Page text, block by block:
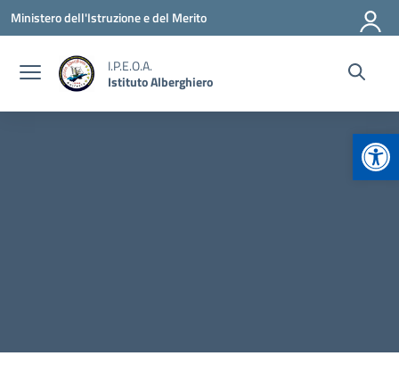
Vai ai contenuti
Vai al menu di navigazione
Vai al footer
Ministero dell'Istruzione e del Merito
I.P.E.O.A.
Istituto Alberghiero